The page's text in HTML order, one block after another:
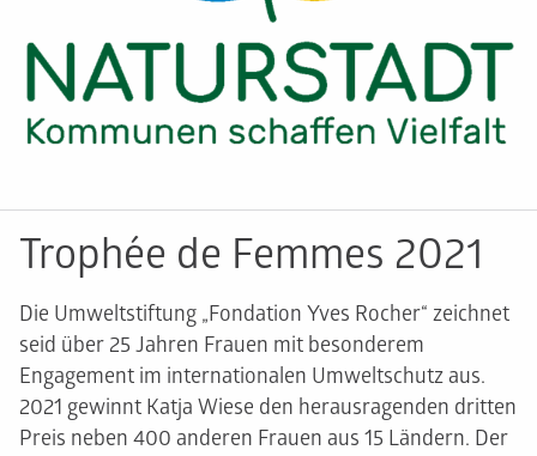
Trophée de Femmes 2021
Die Umweltstiftung „Fondation Yves Rocher“ zeichnet
seid über 25 Jahren Frauen mit besonderem
Engagement im internationalen Umweltschutz aus.
2021 gewinnt Katja Wiese den herausragenden dritten
Preis neben 400 anderen Frauen aus 15 Ländern. Der